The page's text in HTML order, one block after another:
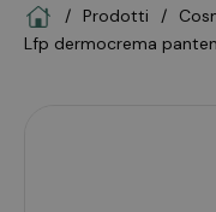
HomeProdotti
lfp dermocrema